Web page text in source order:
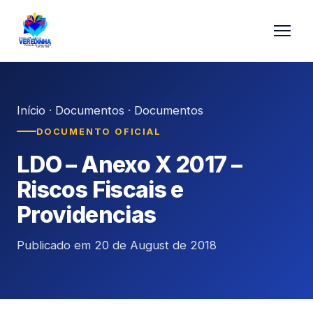
Início · Documentos · Documentos
DOCUMENTO OFICIAL
LDO – Anexo X 2017 –
Riscos Fiscais e
Providencias
Publicado em 20 de August de 2018